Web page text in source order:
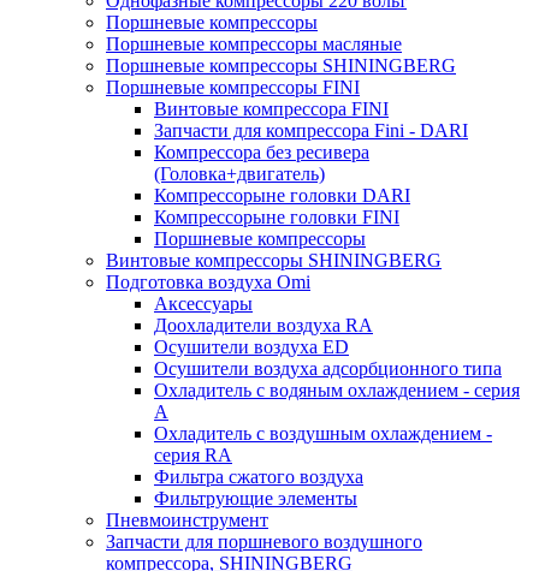
Поршневые компрессоры
Поршневые компрессоры масляные
Поршневые компрессоры SHININGBERG
Поршневые компрессоры FINI
Винтовые компрессора FINI
Запчасти для компрессора Fini - DARI
Компрессора без ресивера
(Головка+двигатель)
Компрессорыне головки DARI
Компрессорыне головки FINI
Поршневые компрессоры
Винтовые компрессоры SHININGBERG
Подготовка воздуха Omi
Аксессуары
Доохладители воздуха RA
Осушители воздуха ED
Осушители воздуха адсорбционного типа
Охладитель с водяным охлаждением - серия
A
Охладитель с воздушным охлаждением -
серия RA
Фильтра сжатого воздуха
Фильтрующие элементы
Пневмоинструмент
Запчасти для поршневого воздушного
компрессора, SHININGBERG